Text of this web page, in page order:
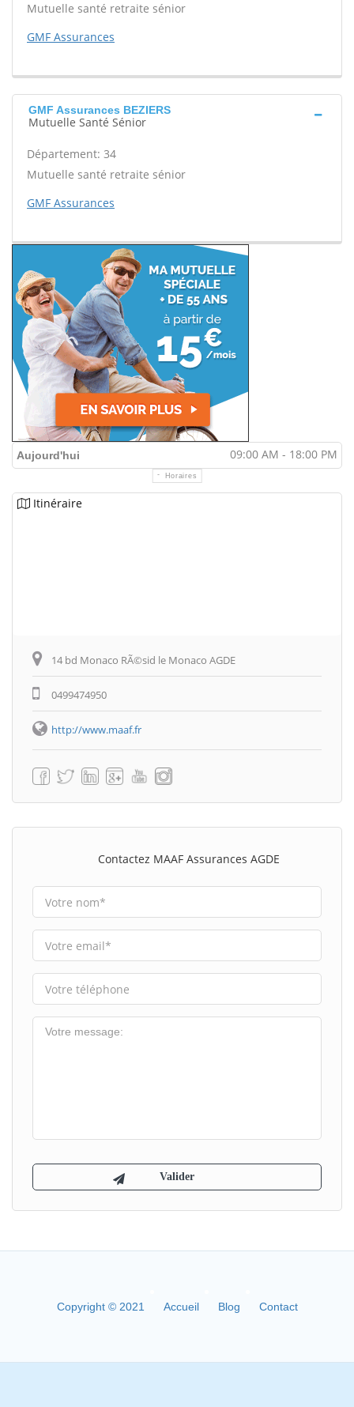
Mutuelle santé retraite sénior
GMF Assurances
GMF Assurances BEZIERS
Mutuelle Santé Sénior
Département: 34
Mutuelle santé retraite sénior
GMF Assurances
Aujourd'hui 09:00 AM - 18:00 PM
Horaires
Itinéraire
14 bd Monaco RÃ©sid le Monaco AGDE
0499474950
http://www.maaf.fr
Contactez MAAF Assurances AGDE
Copyright © 2021 Accueil Blog Contact